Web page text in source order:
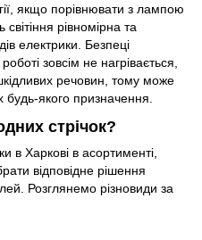
якщо порівнювати з лампою
рівномірна та
електрики. Безпеці
зовсім не нагрівається,
речовин, тому може
будь-якого призначення.
стрічок?
в Харкові в асортименті,
відповідне рішення
Розглянемо різновиди за